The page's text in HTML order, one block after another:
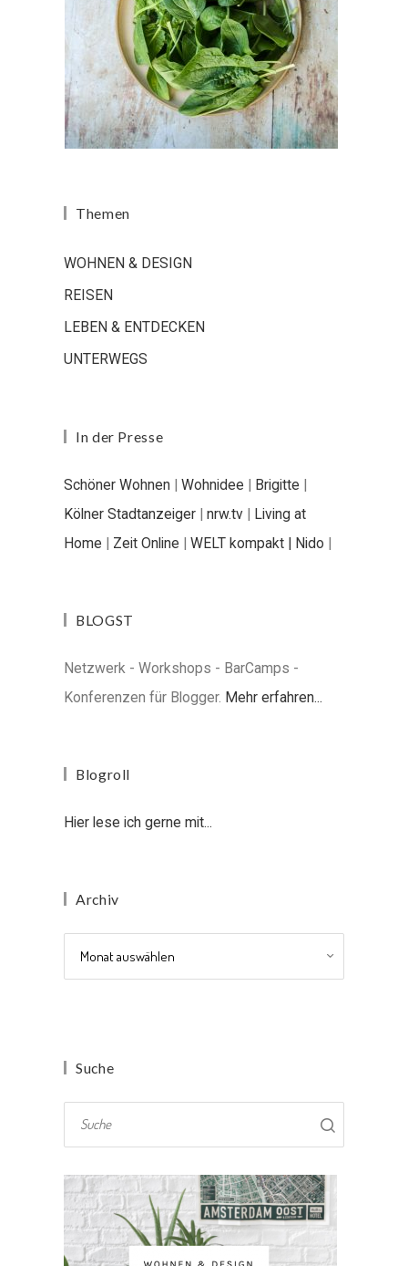
Themen
WOHNEN & DESIGN
REISEN
LEBEN & ENTDECKEN
UNTERWEGS
In der Presse
Schöner Wohnen Wohnidee Brigitte
Kölner Stadtanzeiger
nrw.tv
Living at
Home
Zeit Online WELT kompakt | Nido
BLOGST
Netzwerk - Workshops - BarCamps -
Konferenzen für Blogger. Mehr erfahren...
Blogroll
Hier lese ich gerne mit...
Archiv
Suche